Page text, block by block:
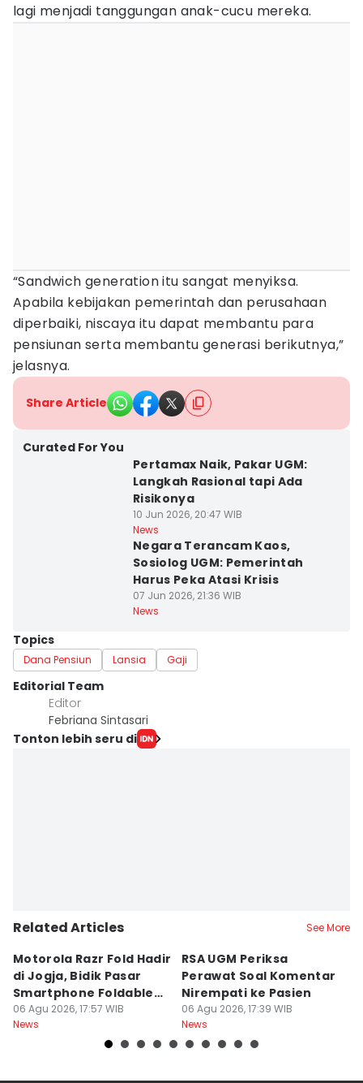
lagi menjadi tanggungan anak-cucu mereka.
“Sandwich generation itu sangat menyiksa.
Apabila kebijakan pemerintah dan perusahaan
diperbaiki, niscaya itu dapat membantu para
pensiunan serta membantu generasi berikutnya,”
jelasnya.
Share Article
Curated For You
Pertamax Naik, Pakar UGM:
Langkah Rasional tapi Ada
Risikonya
10 Jun 2026, 20:47 WIB
News
Negara Terancam Kaos,
Sosiolog UGM: Pemerintah
Harus Peka Atasi Krisis
07 Jun 2026, 21:36 WIB
News
Topics
Dana Pensiun Lansia Gaji
Editorial Team
Editor
Febriana Sintasari
Tonton lebih seru di
Related Articles See More
Motorola Razr Fold Hadir
di Jogja, Bidik Pasar
Smartphone Foldable
Premium
06 Agu 2026, 17:57 WIB
News
RSA UGM Periksa
Perawat Soal Komentar
Nirempati ke Pasien
06 Agu 2026, 17:39 WIB
News